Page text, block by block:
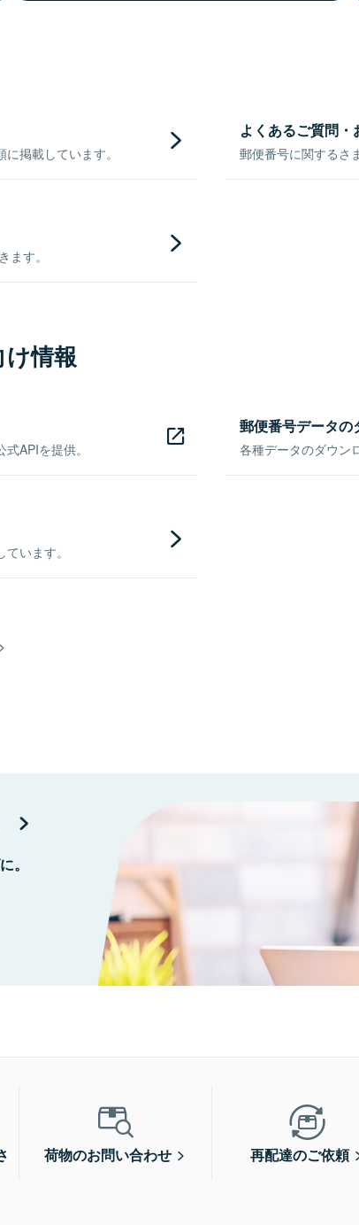
掲載しています。
よくあるご質問・
郵便番号に関するさ
す。
情報
APIを提供。
郵便番号データの
各種データのダウン
います。
。
荷物のお問い合わせ 再配達のご依頼